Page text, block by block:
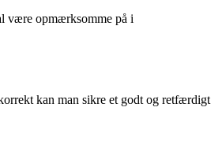
være opmærksomme på i
kan man sikre et godt og retfærdigt